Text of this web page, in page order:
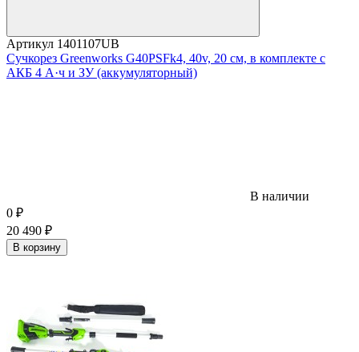
Артикул 1401107UB
Сучкорез Greenworks G40PSFk4, 40v, 20 см, в комплекте с
АКБ 4 А·ч и ЗУ (аккумуляторный)
В наличии
0 ₽
20 490 ₽
В корзину